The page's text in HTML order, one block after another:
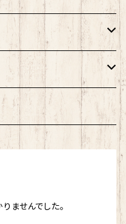
ませんでした。